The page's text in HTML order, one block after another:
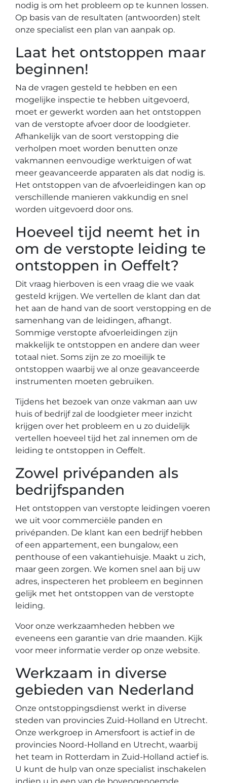
nodig is om het probleem op te kunnen lossen.
Op basis van de resultaten (antwoorden) stelt
onze specialist een plan van aanpak op.
Laat het ontstoppen maar
beginnen!
Na de vragen gesteld te hebben en een
mogelijke inspectie te hebben uitgevoerd,
moet er gewerkt worden aan het ontstoppen
van de verstopte afvoer door de loodgieter.
Afhankelijk van de soort verstopping die
verholpen moet worden benutten onze
vakmannen eenvoudige werktuigen of wat
meer geavanceerde apparaten als dat nodig is.
Het ontstoppen van de afvoerleidingen kan op
verschillende manieren vakkundig en snel
worden uitgevoerd door ons.
Hoeveel tijd neemt het in
om de verstopte leiding te
ontstoppen in Oeffelt?
Dit vraag hierboven is een vraag die we vaak
gesteld krijgen. We vertellen de klant dan dat
het aan de hand van de soort verstopping en de
samenhang van de leidingen, afhangt.
Sommige verstopte afvoerleidingen zijn
makkelijk te ontstoppen en andere dan weer
totaal niet. Soms zijn ze zo moeilijk te
ontstoppen waarbij we al onze geavanceerde
instrumenten moeten gebruiken.
Tijdens het bezoek van onze vakman aan uw
huis of bedrijf zal de loodgieter meer inzicht
krijgen over het probleem en u zo duidelijk
vertellen hoeveel tijd het zal innemen om de
leiding te ontstoppen in Oeffelt.
Zowel privépanden als
bedrijfspanden
Het ontstoppen van verstopte leidingen voeren
we uit voor commerciële panden en
privépanden. De klant kan een bedrijf hebben
of een appartement, een bungalow, een
penthouse of een vakantiehuisje. Maakt u zich,
maar geen zorgen. We komen snel aan bij uw
adres, inspecteren het probleem en beginnen
gelijk met het ontstoppen van de verstopte
leiding.
Voor onze werkzaamheden hebben we
eveneens een garantie van drie maanden. Kijk
voor meer informatie verder op onze website.
Werkzaam in diverse
gebieden van Nederland
Onze ontstoppingsdienst werkt in diverse
steden van provincies Zuid-Holland en Utrecht.
Onze werkgroep in Amersfoort is actief in de
provincies Noord-Holland en Utrecht, waarbij
het team in Rotterdam in Zuid-Holland actief is.
U kunt de hulp van onze specialist inschakelen